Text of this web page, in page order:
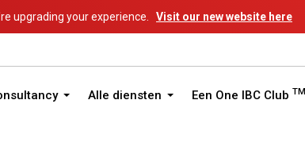
upgrading your experience. Visit our new website here
Alle diensten Een One IBC Club TM